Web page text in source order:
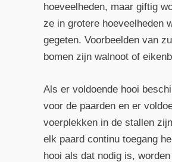
hoeveelheden, maar giftig
ze in grotere hoeveelheden
gegeten. Voorbeelden van
bomen zijn walnoot of
Als er voldoende hooi
voor de paarden en er
voerplekken in de stallen
elk paard continu toegang
hooi als dat nodig is, worden